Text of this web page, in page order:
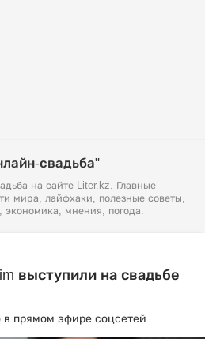
свадьба"
на сайте Liter.kz. Главные
мира, лайфхаки, полезные советы,
экономика, мнения, погода.
выступили на свадьбе
прямом эфире соцсетей.